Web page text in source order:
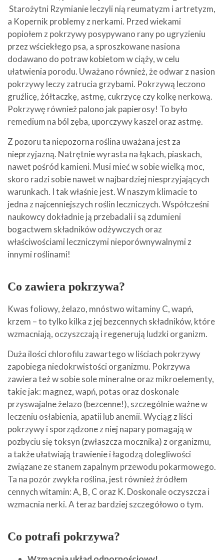
Starożytni Rzymianie leczyli nią reumatyzm i artretyzm,
a Kopernik problemy z nerkami. Przed wiekami
popiołem z pokrzywy posypywano rany po ugryzieniu
przez wściekłego psa, a sproszkowane nasiona
dodawano do potraw kobietom w ciąży, w celu
ułatwienia porodu. Uważano również, że odwar z nasion
pokrzywy leczy zatrucia grzybami. Pokrzywą leczono
gruźlicę, żółtaczkę, astmę, cukrzycę czy kolkę nerkową.
Pokrzywę również palono jak papierosy! To było
remedium na ból zęba, uporczywy kaszel oraz astmę.
Z pozoru ta niepozorna roślina uważana jest za
nieprzyjazną. Natrętnie wyrasta na łąkach, piaskach,
nawet pośród kamieni. Musi mieć w sobie wielką moc,
skoro radzi sobie nawet w najbardziej niesprzyjających
warunkach. I tak właśnie jest. W naszym klimacie to
jedna z najcenniejszych roślin leczniczych. Współcześni
naukowcy dokładnie ją przebadali i są zdumieni
bogactwem składników odżywczych oraz
właściwościami leczniczymi nieporównywalnymi z
innymi roślinami!
Co zawiera pokrzywa?
Kwas foliowy, żelazo, mnóstwo witaminy C, wapń,
krzem – to tylko kilka z jej bezcennych składników, które
wzmacniają, oczyszczają i regenerują ludzki organizm.
Duża ilości chlorofilu zawartego w liściach pokrzywy
zapobiega niedokrwistości organizmu. Pokrzywa
zawiera też w sobie sole mineralne oraz mikroelementy,
takie jak: magnez, wapń, potas oraz doskonale
przyswajalne żelazo (bezcenne!), szczególnie ważne w
leczeniu osłabienia, apatii lub anemii. Wyciąg z liści
pokrzywy i sporządzone z niej napary pomagają w
pozbyciu się toksyn (zwłaszcza mocznika) z organizmu,
a także ułatwiają trawienie i łagodzą dolegliwości
związane ze stanem zapalnym przewodu pokarmowego.
Ta na pozór zwykła roślina, jest również źródłem
cennych witamin: A, B, C oraz K. Doskonale oczyszcza i
wzmacnia nerki. A teraz bardziej szczegółowo o tym.
Co potrafi pokrzywa?